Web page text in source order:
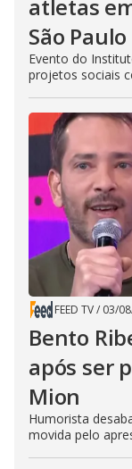
atletas
São Paulo
Evento do
projetos sociais
FEED TV/ 03/
Bento
após ser
Mion
Humorista
movida pelo